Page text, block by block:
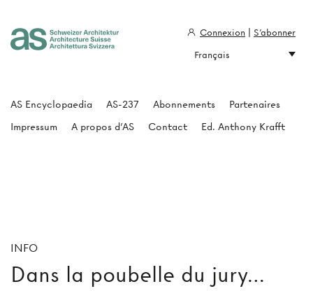
INFO
Dans la poubelle du jury…
AS Encyclopaedia AS-237 Abonnements
Partenaires
Impressum
A propos d'AS Contact Ed. Anthony Krafft
Connexion
S'abonner
Français